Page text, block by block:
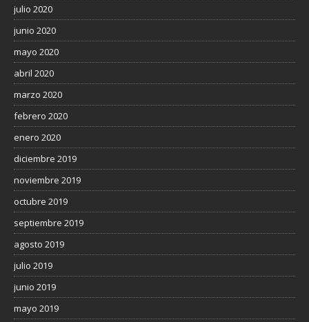
julio 2020
junio 2020
mayo 2020
abril 2020
marzo 2020
febrero 2020
enero 2020
diciembre 2019
noviembre 2019
octubre 2019
septiembre 2019
agosto 2019
julio 2019
junio 2019
mayo 2019